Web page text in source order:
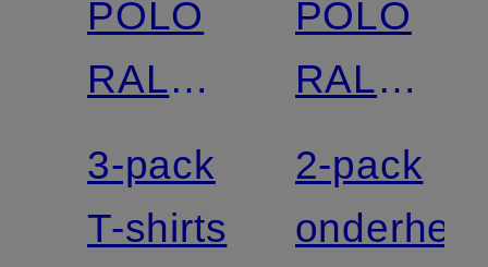
POLO
RALPH
LAUREN
3-pack
T-shirts
POLO
RALPH
LAUREN
2-pack